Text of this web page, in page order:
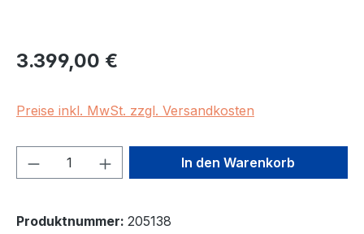
Regulärer Preis:
3.399,00 €
Preise inkl. MwSt. zzgl. Versandkosten
Produkt Anzahl: Gib denIn den Warenkorb
Produktnummer: 205138